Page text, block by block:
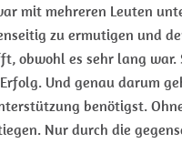
mit mehreren Leuten
zu ermutigen und
obwohl es sehr lang
Und genau darum
benötigst.
Nur durch die